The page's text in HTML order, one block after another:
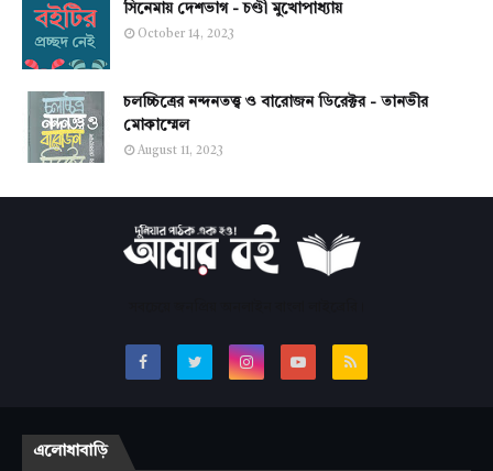
সিনেমায় দেশভাগ - চণ্ডী মুখোপাধ্যায়
October 14, 2023
চলচ্চিত্রের নন্দনতত্ত্ব ও বারোজন ডিরেক্টর - তানভীর
মোকাম্মেল
August 11, 2023
এলোধাবাড়ি